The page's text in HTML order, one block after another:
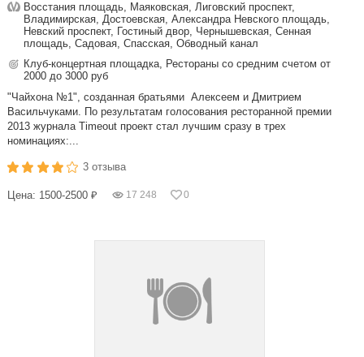
Восстания площадь, Маяковская, Лиговский проспект,
Владимирская, Достоевская, Александра Невского площадь,
Невский проспект, Гостиный двор, Чернышевская, Сенная
площадь, Садовая, Спасская, Обводный канал
Клуб-концертная площадка, Рестораны со средним счетом от
2000 до 3000 руб
"Чайхона №1", созданная братьями Алексеем и Дмитрием
Васильчуками. По результатам голосования ресторанной премии
2013 журнала Timeout проект стал лучшим сразу в трех
номинациях:...
3 отзыва
Цена: 1500-2500 ₽ 17 248 0